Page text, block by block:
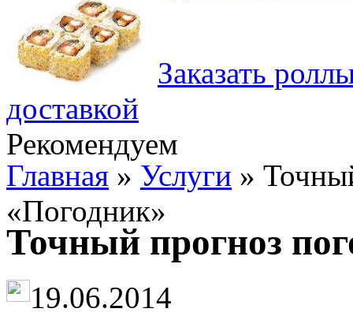
Заказать
доставкой
Рекомендуем
Главная » Услуги »
«Погодник»
Точный прогноз
19.06.2014